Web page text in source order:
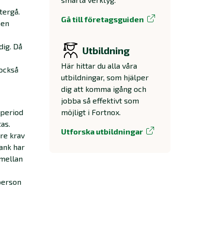
Då
krav
har
Gå till företagsguiden
Utbildning
Här hittar du alla våra
utbildningar, som hjälper
dig att komma igång och
jobba så effektivt som
möjligt i Fortnox.
Utforska utbildningar